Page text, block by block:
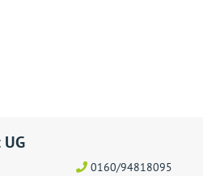
0160/94818095